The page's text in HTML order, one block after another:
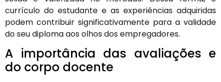
currículo do estudante e as experiências adquiridas
podem contribuir significativamente para a validade
do seu diploma aos olhos dos empregadores.
A importância das avaliações e
do corpo docente